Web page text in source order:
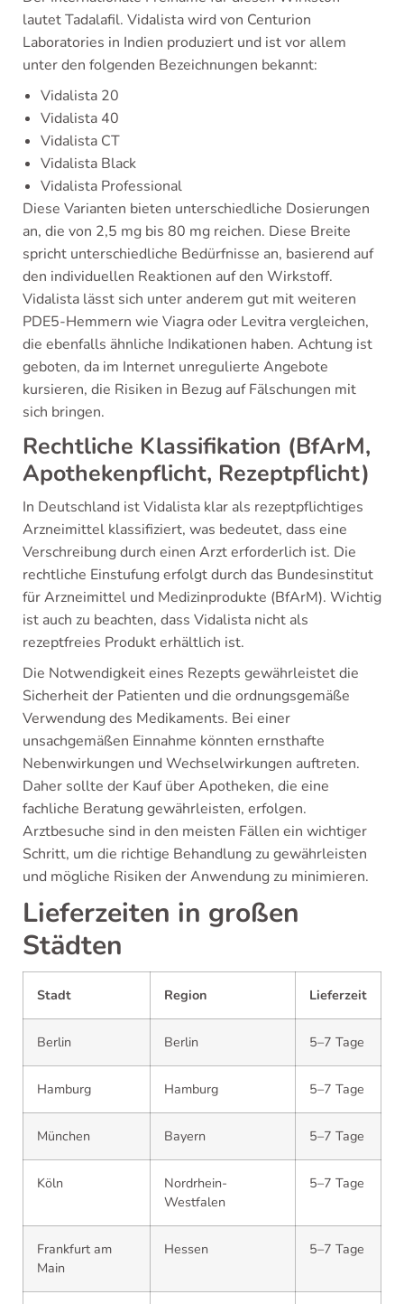
lautet Tadalafil. Vidalista wird von Centurion
Laboratories in Indien produziert und ist vor allem
unter den folgenden Bezeichnungen bekannt:
Vidalista 20
Vidalista 40
Vidalista CT
Vidalista Black
Vidalista Professional
Diese Varianten bieten unterschiedliche Dosierungen
an, die von 2,5 mg bis 80 mg reichen. Diese Breite
spricht unterschiedliche Bedürfnisse an, basierend auf
den individuellen Reaktionen auf den Wirkstoff.
Vidalista lässt sich unter anderem gut mit weiteren
PDE5-Hemmern wie Viagra oder Levitra vergleichen,
die ebenfalls ähnliche Indikationen haben. Achtung ist
geboten, da im Internet unregulierte Angebote
kursieren, die Risiken in Bezug auf Fälschungen mit
sich bringen.
Rechtliche Klassifikation (BfArM,
Apothekenpflicht, Rezeptpflicht)
In Deutschland ist Vidalista klar als rezeptpflichtiges
Arzneimittel klassifiziert, was bedeutet, dass eine
Verschreibung durch einen Arzt erforderlich ist. Die
rechtliche Einstufung erfolgt durch das Bundesinstitut
für Arzneimittel und Medizinprodukte (BfArM). Wichtig
ist auch zu beachten, dass Vidalista nicht als
rezeptfreies Produkt erhältlich ist.
Die Notwendigkeit eines Rezepts gewährleistet die
Sicherheit der Patienten und die ordnungsgemäße
Verwendung des Medikaments. Bei einer
unsachgemäßen Einnahme könnten ernsthafte
Nebenwirkungen und Wechselwirkungen auftreten.
Daher sollte der Kauf über Apotheken, die eine
fachliche Beratung gewährleisten, erfolgen.
Arztbesuche sind in den meisten Fällen ein wichtiger
Schritt, um die richtige Behandlung zu gewährleisten
und mögliche Risiken der Anwendung zu minimieren.
Lieferzeiten in großen
Städten
Stadt Region Lieferzeit
Berlin Berlin 5–7 Tage
Hamburg Hamburg 5–7 Tage
München Bayern 5–7 Tage
Köln
Nordrhein-
Westfalen
5–7 Tage
Frankfurt am
Main
Hessen 5–7 Tage